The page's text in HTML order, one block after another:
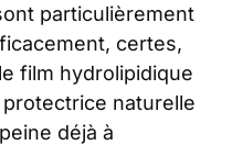
particulièrement
certes,
film hydrolipidique
naturelle
déjà à